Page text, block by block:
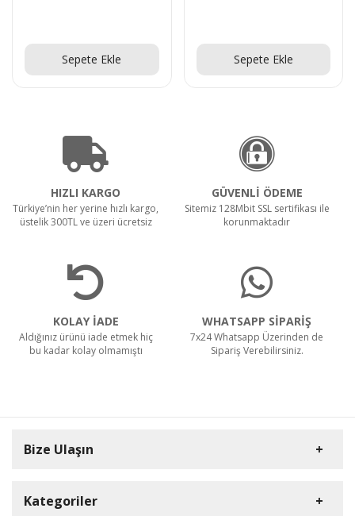
Sepete Ekle
Sepete Ekle
HIZLI KARGO
Türkiye’nin her yerine hızlı kargo,
üstelik 300TL ve üzeri ücretsiz
GÜVENLİ ÖDEME
Sitemiz 128Mbit SSL sertifikası ile
korunmaktadır
KOLAY İADE
Aldığınız ürünü iade etmek hiç
bu kadar kolay olmamıştı
WHATSAPP SİPARİŞ
7x24 Whatsapp Üzerinden de
Sipariş Verebilirsiniz.
Bize Ulaşın
Kategoriler